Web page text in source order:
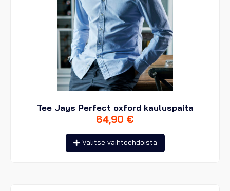
Tee Jays Perfect oxford kauluspaita
64,90 €
Valitse vaihtoehdoista
Tällä
tuotteella